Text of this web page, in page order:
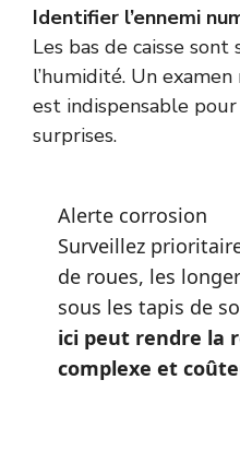
Identifier l’ennemi
Les bas de caisse
l’humidité. Un
est indispensable
surprises.
Alerte corrosion
Surveillez
de roues, les
sous les tapis de
ici peut rendre la
complexe et